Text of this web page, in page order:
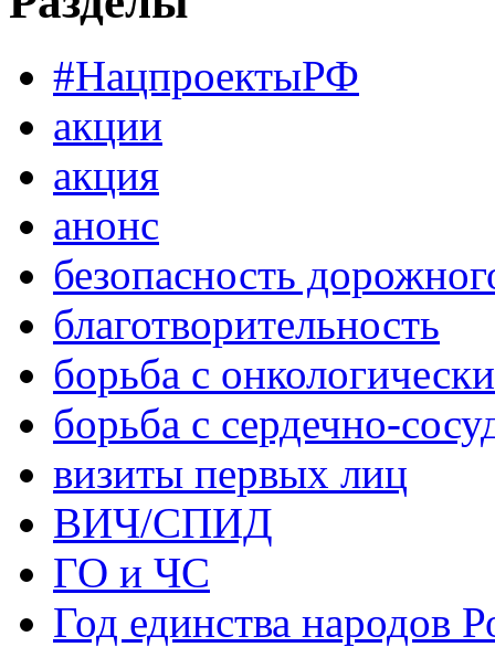
#НацпроектыРФ
акции
акция
анонс
безопасность
благотворительность
борьба с
борьба с сердечно-
визиты первых лиц
ВИЧ/СПИД
ГО и ЧС
Год единства народов